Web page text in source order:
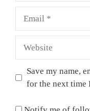
Save my name,
for the next time